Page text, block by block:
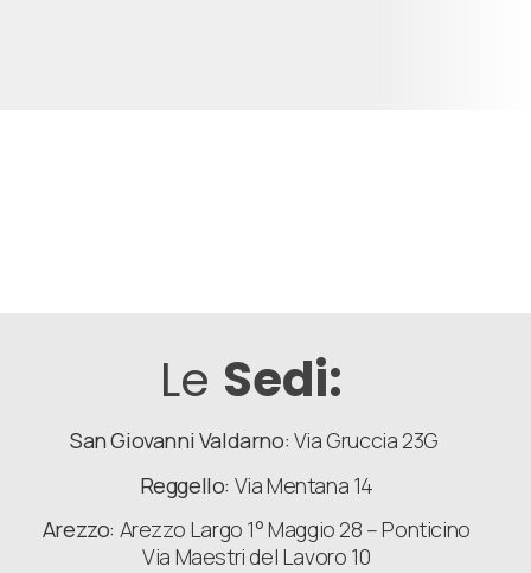
Le Sedi:
San Giovanni Valdarno: Via Gruccia 23G
Reggello: Via Mentana 14
Arezzo: Arezzo Largo 1° Maggio 28 – Ponticino
Via Maestri del Lavoro 10